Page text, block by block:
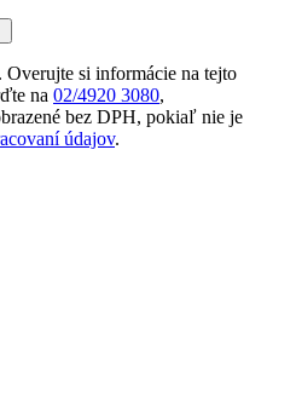
si informácie na tejto
na 02/4920 3080,
bez DPH, pokiaľ nie je
údajov.